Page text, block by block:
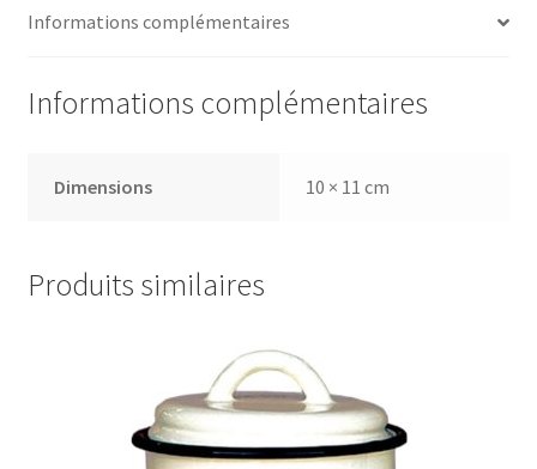
Informations complémentaires
Informations complémentaires
Dimensions 10 × 11 cm
Produits similaires